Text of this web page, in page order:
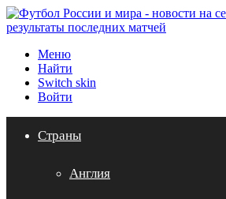
Меню
Найти
Switch skin
Войти
Страны
Англия